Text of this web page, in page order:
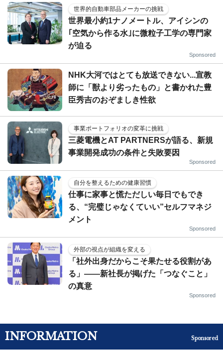
世界的自動車部品メーカーの挑戦
世界最小約1ナノメートル、アイシンの
｢空気から作る水｣に微粒子工学の専門家
が迫る
Sponsored
NHK大河ではとても放送できない...宣教
師に「獣より劣ったもの」と書かれた豊
臣秀吉のおぞましき性欲
事業ポートフォリオの変革に挑戦
三菱電機とAT PARTNERSが語る、新規
事業開発成功の条件と失敗要因
Sponsored
自分を整えるための健康習慣
仕事に家事と慌ただしい毎日でもでき
る、“完璧じゃなくていい”セルフマネジ
メント
Sponsored
外部の視点が組織を変える
「社外出身だからこそ果たせる役割があ
る」――新社長が掲げた「つなぐこと」
の真意
Sponsored
INFORMATION Sponsored